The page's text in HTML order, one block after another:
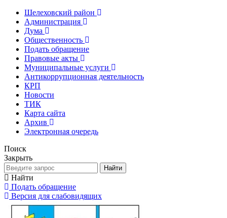
Шелеховский район
Администрация
Дума
Общественность
Подать обращение
Правовые акты
Муниципальные услуги
Антикоррупционная деятельность
КРП
Новости
ТИК
Карта сайта
Архив
Электронная очередь
Поиск
Закрыть
Найти
Найти
Подать обращение
Версия для слабовидящих